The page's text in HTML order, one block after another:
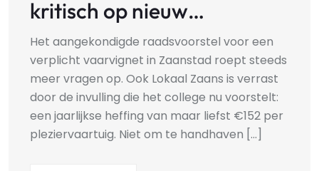
kritisch op nieuw…
Het aangekondigde raadsvoorstel voor een
verplicht vaarvignet in Zaanstad roept steeds
meer vragen op. Ook Lokaal Zaans is verrast
door de invulling die het college nu voorstelt:
een jaarlijkse heffing van maar liefst €152 per
pleziervaartuig. Niet om te handhaven [...]